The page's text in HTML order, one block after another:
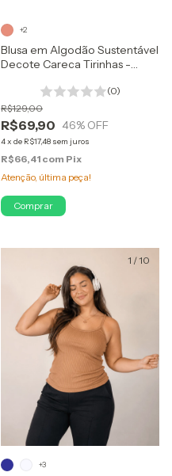
Blusa em Algodão Sustentável
Decote Careca Tirinhas -
(0)
R$69,90
R$129,00
46% OFF
4x de R$17,48 sem juros
R$66,41 com Pix
Atenção, última peça!
+2
Comprar
1 /10
+3